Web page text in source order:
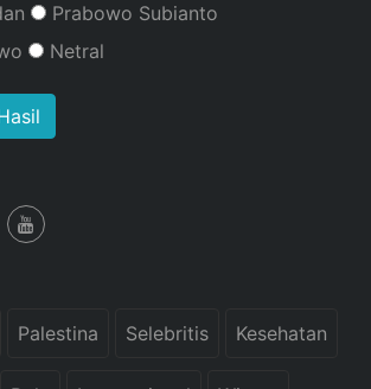
Prabowo Subianto
Netral
Palestina Selebritis Kesehatan